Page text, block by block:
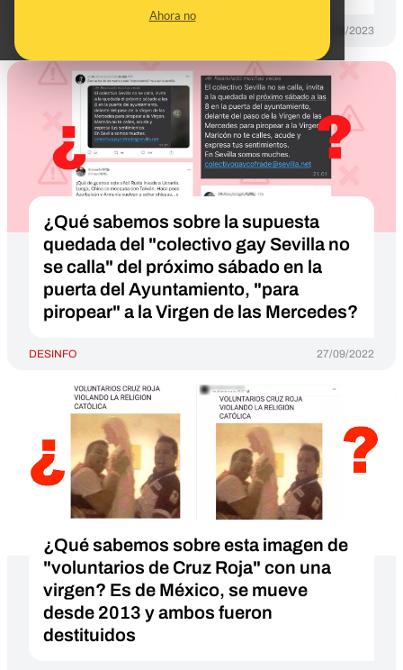
Ahora no
29/08/2023
¿Qué sabemos sobre la supuesta
quedada del "colectivo gay Sevilla no
se calla" del próximo sábado en la
puerta del Ayuntamiento, "para
piropear" a la Virgen de las Mercedes?
DESINFO 27/09/2022
¿Qué sabemos sobre esta imagen de
"voluntarios de Cruz Roja" con una
virgen? Es de México, se mueve
desde 2013 y ambos fueron
destituidos